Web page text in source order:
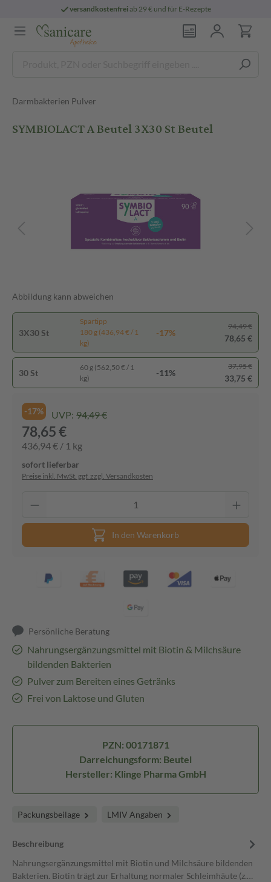
versandkostenfreiab 29 € und für E-Rezepte
Darmbakterien Pulver
SYMBIOLACT A Beutel 3X30 St Beutel
Abbildung kann abweichen
3X30 St
Spartipp
180 g (436,94 € / 1
kg)
-17%
94,49 €
78,65 €
30 St
60 g (562,50 € / 1
kg)
-11%
37,95 €
33,75 €
-17% UVP: 94,49 €
78,65 €
436,94 € / 1 kg
sofort lieferbar
Preise inkl. MwSt. ggf. zzgl. Versandkosten
In den Warenkorb
Persönliche Beratung
Nahrungsergänzungsmittel mit Biotin & Milchsäure
bildenden Bakterien
Pulver zum Bereiten eines Getränks
Frei von Laktose und Gluten
PZN: 00171871
Darreichungsform: Beutel
Hersteller: Klinge Pharma GmbH
Packungsbeilage LMIV Angaben
Beschreibung
Nahrungsergänzungsmittel mit Biotin und Milchsäure bildenden
Bakterien. Biotin trägt zur Erhaltung normaler Schleimhäute (z.…